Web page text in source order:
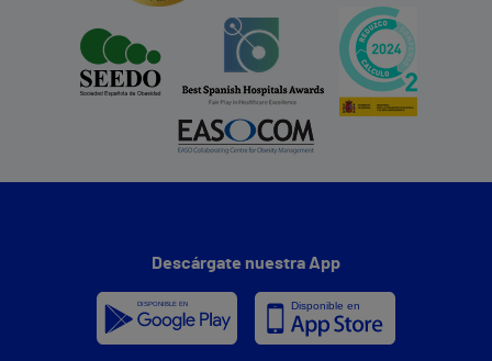
Descárgate nuestra App